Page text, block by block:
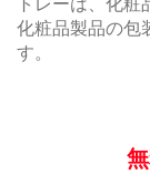
化粧品製品の包
す。